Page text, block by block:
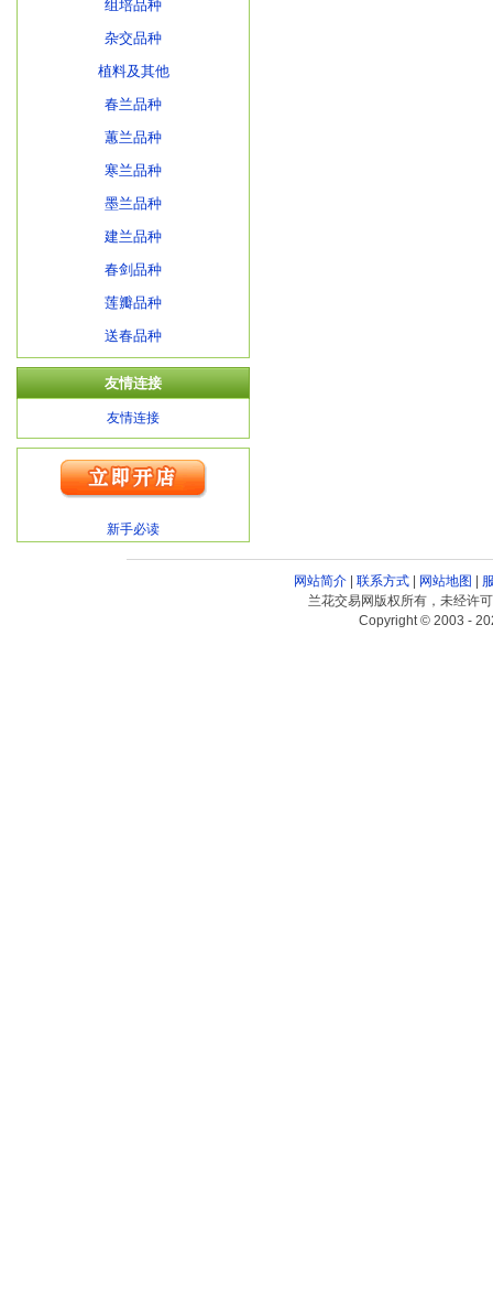
组培品种
杂交品种
植料及其他
春兰品种
蕙兰品种
寒兰品种
墨兰品种
建兰品种
春剑品种
莲瓣品种
送春品种
友情连接
友情连接
新手必读
网站简介| 联系方式| 网站地图 |
兰花交易网版权所有，未经许
Copyright © 2003 -